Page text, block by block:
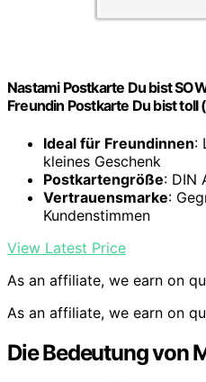
Nastami Postkarte Du bist
Freundin Postkarte Du bist toll
Ideal für Freundinnen:
kleines Geschenk
Postkartengröße: DIN
Vertrauensmarke:
Kundenstimmen
View Latest Price
As an affiliate, we earn on
As an affiliate, we earn on
Die Bedeutung von